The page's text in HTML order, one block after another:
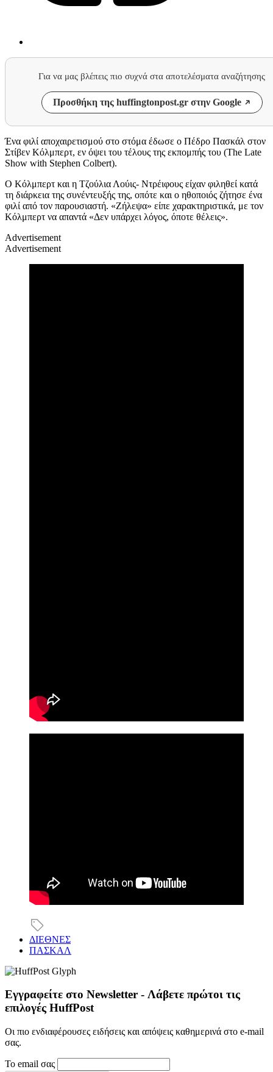
Για να μας βλέπεις πιο συχνά στα αποτελέσματα αναζήτησης
Προσθήκη της huffingtonpost.gr στην Google
Ένα φιλί αποχαιρετισμού στο στόμα έδωσε ο Πέδρο Πασκάλ στον
Στίβεν Κόλμπερτ, εν όψει του τέλους της εκπομπής του (The Late
Show with Stephen Colbert).
Ο Κόλμπερτ και η Τζούλια Λούις- Ντρέιφους είχαν φιληθεί κατά
τη διάρκεια της συνέντευξής της, οπότε και ο ηθοποιός ζήτησε ένα
φιλί από τον παρουσιαστή. «Ζήλεψα» είπε χαρακτηριστικά, με τον
Κόλμπερτ να απαντά «Δεν υπάρχει λόγος, όποτε θέλεις».
Advertisement
Advertisement
ΔΙΕΘΝΕΣ
ΠΑΣΚΑΛ
Εγγραφείτε στο Newsletter - Λάβετε πρώτοι τις
επιλογές HuffPost
Οι πιο ενδιαφέρουσες ειδήσεις και απόψεις καθημερινά στο e-mail
σας.
Το email σας